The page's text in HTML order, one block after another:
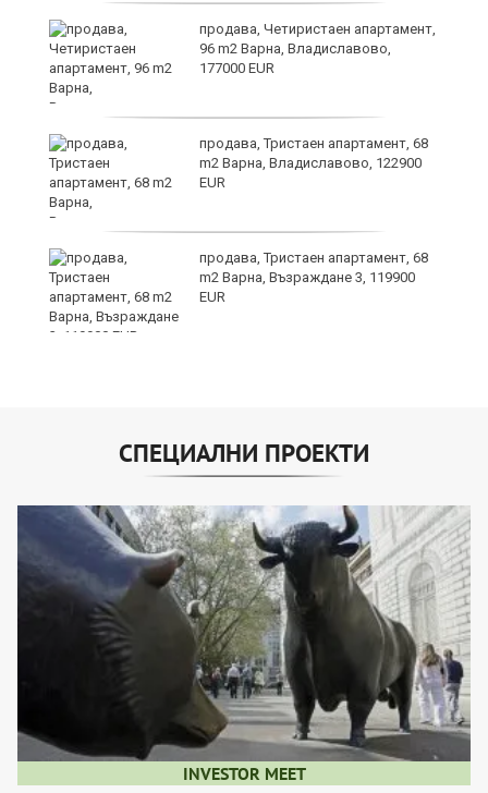
продава, Четиристаен апартамент,
96 m2 Варна, Владиславово,
177000 EUR
продава, Тристаен апартамент, 68
m2 Варна, Владиславово, 122900
EUR
продава, Тристаен апартамент, 68
m2 Варна, Възраждане 3, 119900
EUR
СПЕЦИАЛНИ ПРОЕКТИ
INVESTOR MEET